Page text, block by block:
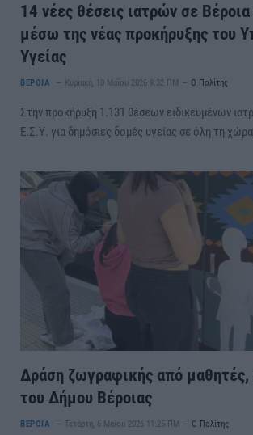
14 νέες θέσεις ιατρών σε
μέσω της νέας προκήρυξης του
Υγείας
ΒΕΡΟΙΑ Κυριακή, 10 Μαΐου 2026 9:32 ΠΜ Ο Πολίτης
Στην προκήρυξη 1.131 θέσεων ειδικευμένων
Ε.Σ.Υ. για δημόσιες δομές υγείας σε όλη τη χώρα
Δράση ζωγραφικής από
του Δήμου Βέροιας
ΒΕΡΟΙΑ Τετάρτη, 6 Μαΐου 2026 11:25 ΠΜ Ο Πολίτης